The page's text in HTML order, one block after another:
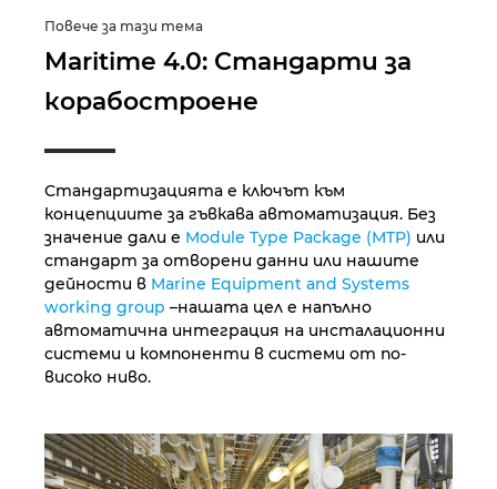
Повече за тази тема
Maritime 4.0: Стандарти за
корабостроене
Стандартизацията е ключът към
концепциите за гъвкава автоматизация. Без
значение дали е Module Type Package (MTP) или
стандарт за отворени данни или нашите
дейности в Marine Equipment and Systems
working group –нашата цел е напълно
автоматична интеграция на инсталационни
системи и компоненти в системи от по-
високо ниво.
Филипините
Финландия
Холандия
Хърватия
Чехия
Швейцария